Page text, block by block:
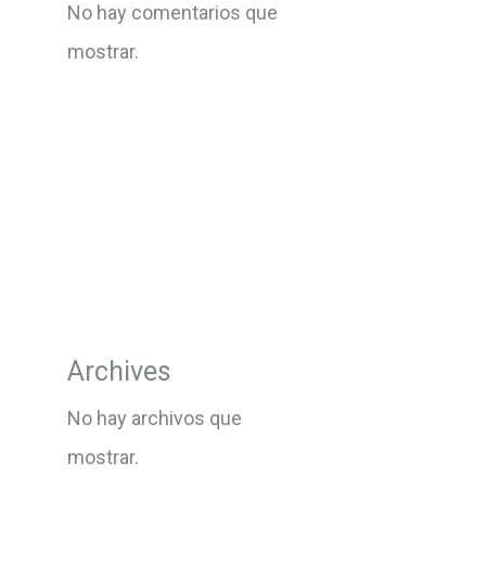
No hay comentarios que
mostrar.
Archives
No hay archivos que
mostrar.